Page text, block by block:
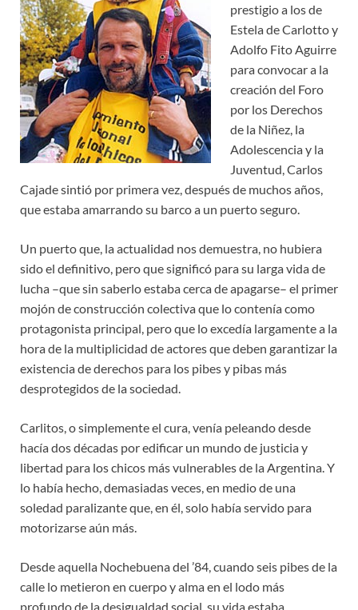
prestigio a los de
Estela de Carlotto y
Adolfo Fito Aguirre
para convocar a la
creación del Foro
por los Derechos
de la Niñez, la
Adolescencia y la
Juventud, Carlos
Cajade sintió por primera vez, después de muchos años,
que estaba amarrando su barco a un puerto seguro.
Un puerto que, la actualidad nos demuestra, no hubiera
sido el definitivo, pero que significó para su larga vida de
lucha –que sin saberlo estaba cerca de apagarse– el primer
mojón de construcción colectiva que lo contenía como
protagonista principal, pero que lo excedía largamente a la
hora de la multiplicidad de actores que deben garantizar la
existencia de derechos para los pibes y pibas más
desprotegidos de la sociedad.
Carlitos, o simplemente el cura, venía peleando desde
hacía dos décadas por edificar un mundo de justicia y
libertad para los chicos más vulnerables de la Argentina. Y
lo había hecho, demasiadas veces, en medio de una
soledad paralizante que, en él, solo había servido para
motorizarse aún más.
Desde aquella Nochebuena del ’84, cuando seis pibes de la
calle lo metieron en cuerpo y alma en el lodo más
profundo de la desigualdad social, su vida estaba